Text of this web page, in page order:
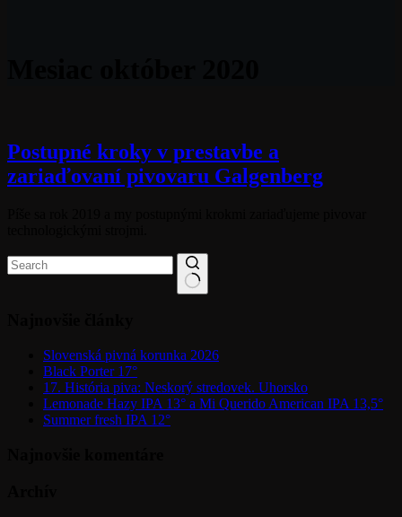
Postupné kroky v prestavbe a
zariaďovaní pivovaru Galgenberg
Slovenská pivná korunka 2026
Black Porter 17°
17. História piva: Neskorý stredovek. Uhorsko
Lemonade Hazy IPA 13° a Mi Querido American IPA 13,5°
Summer fresh IPA 12°